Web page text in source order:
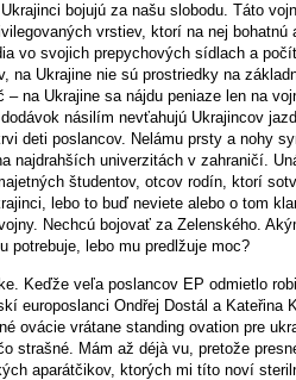
bojujú za našu slobodu. Táto
vrstiev, ktorí na nej bohatnú
vo svojich prepychových sídlach a
na Ukrajine nie sú prostriedky na
na Ukrajine sa nájdu peniaze len na
násilím nevťahujú Ukrajincov
deti poslancov. Nelámu prsty a nohy
najdrahších univerzitách v zahraničí.
študentov, otcov rodín, ktorí
lebo to buď neviete alebo o tom
Nechcú bojovať za Zelenského.
potrebuje, lebo mu predlžuje moc?
Keďže veľa poslancov EP odmietlo
europoslanci Ondřej Dostál a Kateřina
ovácie vrátane standing ovation pre
strašné. Mám až déjà vu, pretože
aparátčikov, ktorých mi títo noví